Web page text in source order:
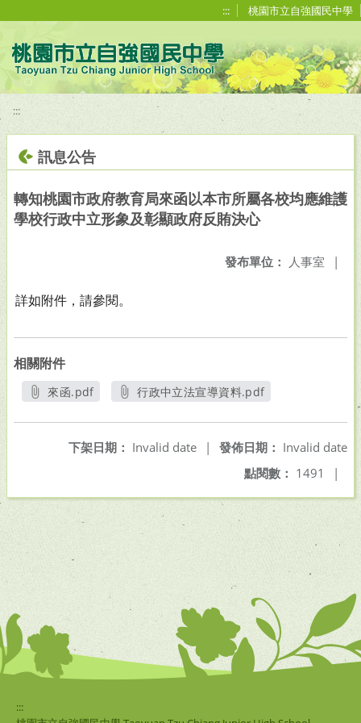
::: 桃園市立自強國民中學
:::
訊息公告
轉知桃園市政府教育局來函以本市所屬各校均應維護
學校行政中立形象及彰顯政府反賄決心
發布單位： 人事室 |
詳如附件，請參閱。
相關附件
來函.pdf
行政中立法宣導資料.pdf
發佈日期： Invalid date
下架日期： Invalid date
|
點閱數： 1491 |
:::